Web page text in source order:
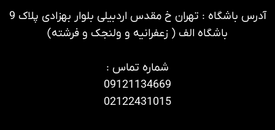
آدرس باشگاه : تهران خ مقدس اردبیلی بلوار بهزادی پلاک 9
باشگاه الف ( زعفرانیه و ولنجک و فرشته)
شماره تماس :
09121134669
02122431015